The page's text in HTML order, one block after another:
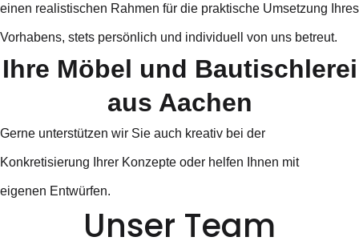
einen realistischen Rahmen für die praktische Umsetzung Ihres
Vorhabens, stets persönlich und individuell von uns betreut.
Ihre Möbel und Bautischlerei
aus Aachen
Gerne unterstützen wir Sie auch kreativ bei der
Konkretisierung Ihrer Konzepte oder helfen Ihnen mit
eigenen Entwürfen.
Unser Team